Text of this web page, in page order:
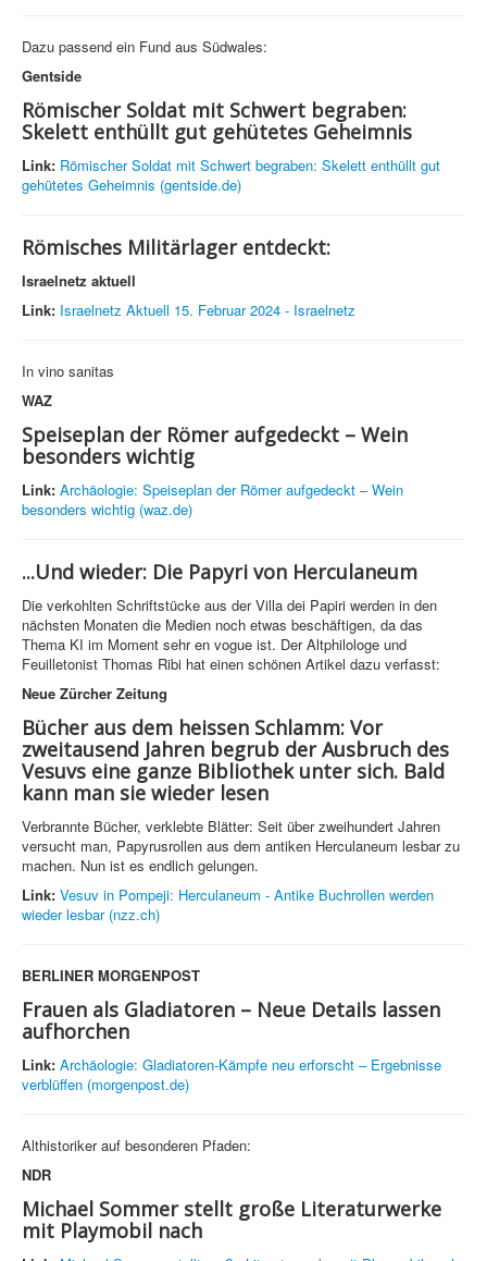
Dazu passend ein Fund aus Südwales:
Gentside
Römischer Soldat mit Schwert begraben:
Skelett enthüllt gut gehütetes Geheimnis
Link: Römischer Soldat mit Schwert begraben: Skelett enthüllt gut
gehütetes Geheimnis (gentside.de)
Römisches Militärlager entdeckt:
Israelnetz aktuell
Link: Israelnetz Aktuell 15. Februar 2024 - Israelnetz
In vino sanitas
WAZ
Speiseplan der Römer aufgedeckt – Wein
besonders wichtig
Link: Archäologie: Speiseplan der Römer aufgedeckt – Wein
besonders wichtig (waz.de)
...Und wieder: Die Papyri von Herculaneum
Die verkohlten Schriftstücke aus der Villa dei Papiri werden in den
nächsten Monaten die Medien noch etwas beschäftigen, da das
Thema KI im Moment sehr en vogue ist. Der Altphilologe und
Feuilletonist Thomas Ribi hat einen schönen Artikel dazu verfasst:
Neue Zürcher Zeitung
Bücher aus dem heissen Schlamm: Vor
zweitausend Jahren begrub der Ausbruch des
Vesuvs eine ganze Bibliothek unter sich. Bald
kann man sie wieder lesen
Verbrannte Bücher, verklebte Blätter: Seit über zweihundert Jahren
versucht man, Papyrusrollen aus dem antiken Herculaneum lesbar zu
machen. Nun ist es endlich gelungen.
Link: Vesuv in Pompeji: Herculaneum - Antike Buchrollen werden
wieder lesbar (nzz.ch)
BERLINER MORGENPOST
Frauen als Gladiatoren – Neue Details lassen
aufhorchen
Link: Archäologie: Gladiatoren-Kämpfe neu erforscht – Ergebnisse
verblüffen (morgenpost.de)
Althistoriker auf besonderen Pfaden:
NDR
Michael Sommer stellt große Literaturwerke
mit Playmobil nach